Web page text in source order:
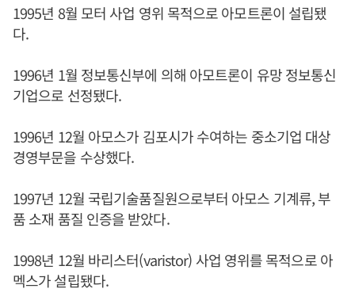
1995년 8월 모터 사업 영위 목적으로 아모트론이 설립됐
다.
1996년 1월 정보통신부에 의해 아모트론이 유망 정보통신
기업으로 선정됐다.
1996년 12월 아모스가 김포시가 수여하는 중소기업 대상
경영부문을 수상했다.
1997년 12월 국립기술품질원으로부터 아모스 기계류, 부
품 소재 품질 인증을 받았다.
1998년 12월 바리스터(varistor) 사업 영위를 목적으로 아
멕스가 설립됐다.